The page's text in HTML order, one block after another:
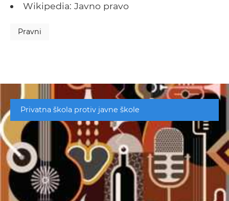
Wikipedia: Javno pravo
Pravni
Privatna škola protiv javne škole